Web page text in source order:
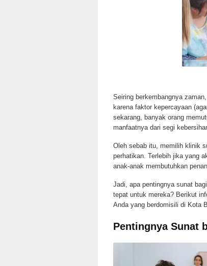
Seiring berkembangnya
karena faktor kepercayaan
sekarang, banyak orang
manfaatnya dari segi
Oleh sebab itu, memilih klinik
perhatikan. Terlebih jika yang
anak-anak membutuhkan
Jadi, apa pentingnya sunat
tepat untuk mereka? Berikut
Anda yang berdomisili di Kota
Pentingnya Sunat